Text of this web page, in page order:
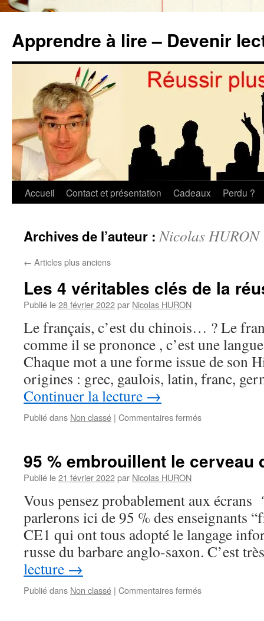
contenu
Apprendre à lire – Devenir
Accueil Contact et présentation Cadeaux Perdu ?
Archives de l’auteur :Nicolas HURON
← Articles plus anciens
Les 4 véritables clés de la
Publié le28 février 2022par Nicolas HURON
Le français, c’est du chinois… ? Le
comme il se prononce , c’est une
Chaque mot a une forme issue de son
origines : grec, gaulois, latin, franc,
Continuer la lecture →
Publié dans Non classé | Commentaires ferméssur
clés
réussite
95 % embrouillent le cerveau
Publié le21 février 2022par Nicolas HURON
Vous pensez probablement aux écrans
parlerons ici de 95 % des enseignants
CE1 qui ont tous adopté le langage
russe du barbare anglo-saxon. C’est
lecture →
Publié dans Non classé | Commentaires ferméssur